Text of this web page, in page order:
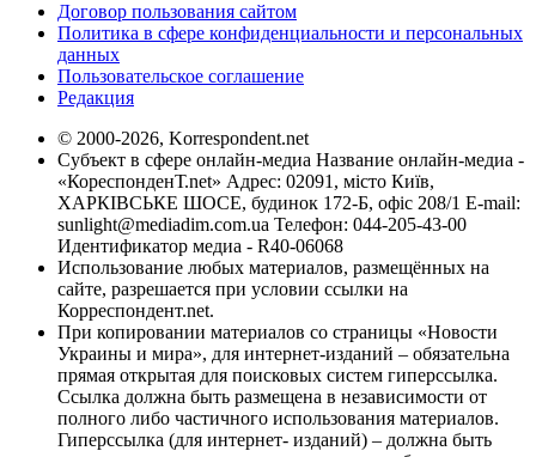
Договор пользования сайтом
Политика в сфере конфиденциальности и персональных
данных
Пользовательское соглашение
Редакция
© 2000-2026, Korrespondent.net
Субъект в сфере онлайн-медиа Название онлайн-медиа -
«КореспонденТ.net» Адрес: 02091, місто Київ,
ХАРКІВСЬКЕ ШОСЕ, будинок 172-Б, офіс 208/1 E-mail:
sunlight@mediadim.com.ua Телефон: 044-205-43-00
Идентификатор медиа - R40-06068
Использование любых материалов, размещённых на
сайте, разрешается при условии ссылки на
Корреспондент.net.
При копировании материалов со страницы «Новости
Украины и мира», для интернет-изданий – обязательна
прямая открытая для поисковых систем гиперссылка.
Ссылка должна быть размещена в независимости от
полного либо частичного использования материалов.
Гиперссылка (для интернет- изданий) – должна быть